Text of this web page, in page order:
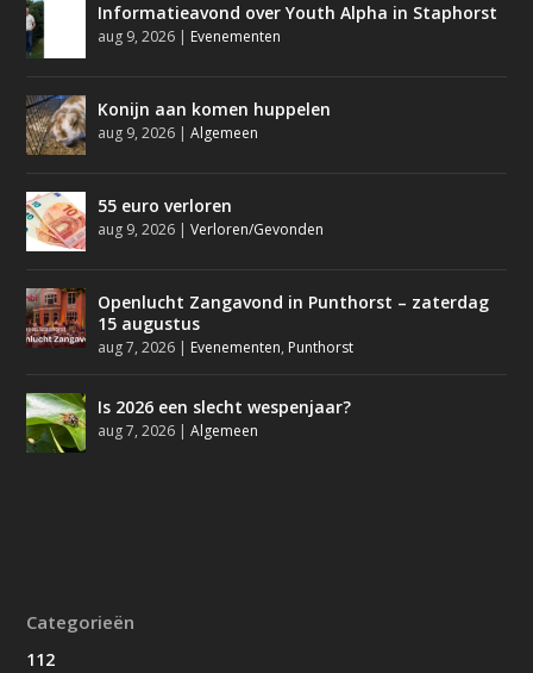
Informatieavond over Youth Alpha in Staphorst
aug 9, 2026 | Evenementen
Konijn aan komen huppelen
aug 9, 2026 |Algemeen
55 euro verloren
aug 9, 2026 |Verloren/Gevonden
Openlucht Zangavond in Punthorst – zaterdag
15 augustus
aug 7, 2026 | Evenementen, Punthorst
Is 2026 een slecht wespenjaar?
aug 7, 2026 |Algemeen
Categorieën
112